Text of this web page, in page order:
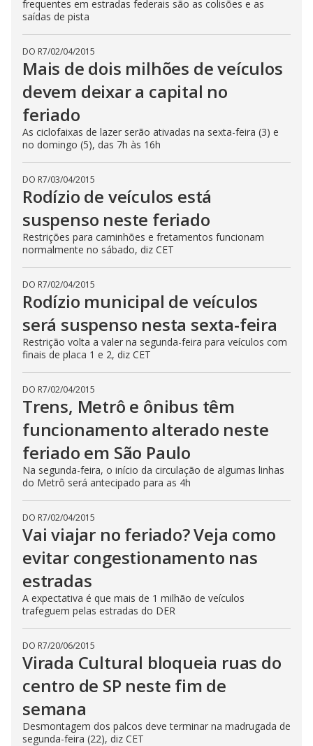
frequentes em estradas federais são as colisões e as
saídas de pista
DO R7/02/04/2015
Mais de dois milhões de veículos
devem deixar a capital no
feriado
As ciclofaixas de lazer serão ativadas na sexta-feira (3) e
no domingo (5), das 7h às 16h
DO R7/03/04/2015
Rodízio de veículos está
suspenso neste feriado
Restrições para caminhões e fretamentos funcionam
normalmente no sábado, diz CET
DO R7/02/04/2015
Rodízio municipal de veículos
será suspenso nesta sexta-feira
Restrição volta a valer na segunda-feira para veículos com
finais de placa 1 e 2, diz CET
DO R7/02/04/2015
Trens, Metrô e ônibus têm
funcionamento alterado neste
feriado em São Paulo
Na segunda-feira, o início da circulação de algumas linhas
do Metrô será antecipado para as 4h
DO R7/02/04/2015
Vai viajar no feriado? Veja como
evitar congestionamento nas
estradas
A expectativa é que mais de 1 milhão de veículos
trafeguem pelas estradas do DER
DO R7/20/06/2015
Virada Cultural bloqueia ruas do
centro de SP neste fim de
semana
Desmontagem dos palcos deve terminar na madrugada de
segunda-feira (22), diz CET